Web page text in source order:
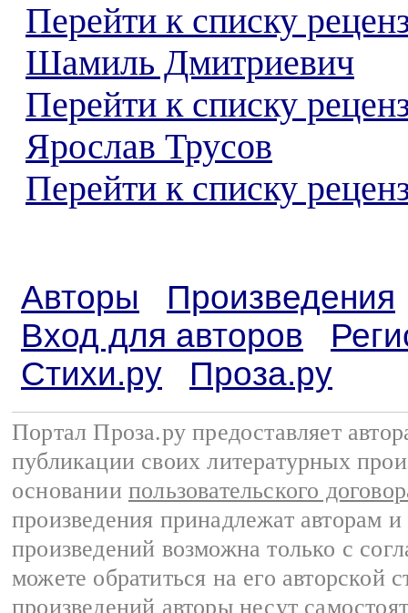
Перейти к списку
Шамиль Дмитриевич
Перейти к списку
Ярослав Трусов
Перейти к списку
Авторы
Произведения
Вход для авторов
Стихи.ру
Проза.ру
Портал Проза.ру предоставляет
публикации своих литературных
основании пользовательского
произведения принадлежат авторам
произведений возможна только с
можете обратиться на его авторской
произведений авторы несут